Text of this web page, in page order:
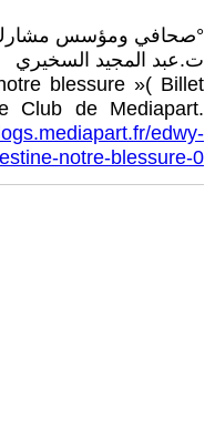
°صحافي ومؤسس مشارك
ت.عبد المجيد السخيري
blessure »( Billet
Club de Mediapart.
edwy-
notre-blessure-0